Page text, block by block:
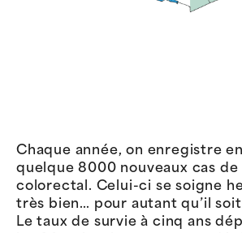
Chaque année, on enregistre
quelque 8000 nouveaux cas de
colorectal. Celui-ci se soigne
très bien… pour autant qu’il
Le taux de survie à cinq ans